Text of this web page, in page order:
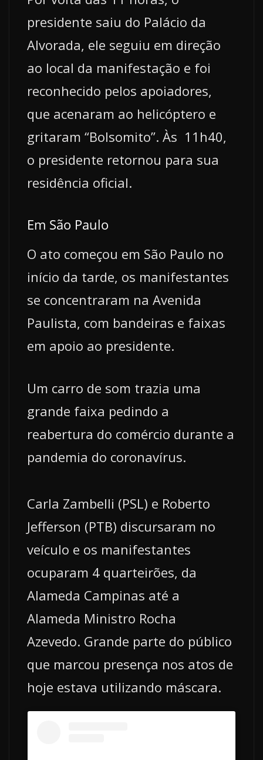
presidente saiu do Palácio da
Alvorada, ele seguiu em direção
ao local da manifestação e foi
reconhecido pelos apoiadores,
que acenaram ao helicóptero e
gritaram “Bolsomito”. Às 11h40,
o presidente retornou para sua
residência oficial.
Em São Paulo
O ato começou em São Paulo no
início da tarde, os manifestantes
se concentraram na Avenida
Paulista, com bandeiras e faixas
em apoio ao presidente.
Um carro de som trazia uma
grande faixa pedindo a
reabertura do comércio durante a
pandemia do coronavírus.
Carla Zambelli (PSL) e Roberto
Jefferson (PTB) discursaram no
veículo e os manifestantes
ocuparam 4 quarteirões, da
Alameda Campinas até a
Alameda Ministro Rocha
Azevedo. Grande parte do público
que marcou presença nos atos de
hoje estava utilizando máscara.